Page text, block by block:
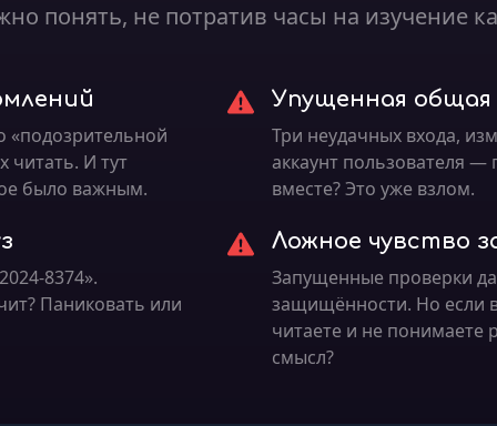
понять, не потратив часы на изучение
«подозрительной
читать. И тут
было важным.
Упущенная
Три неудачных входа,
аккаунт пользователя
вместе? Это уже взлом.
8374».
Паниковать или
Ложное чувство
Запущенные проверки
защищённости. Но если
читаете и не понимаете
смысл?